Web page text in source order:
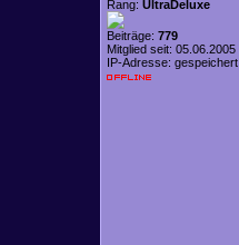
Rang: UltraDeluxe
Beiträge: 779
Mitglied seit: 05.06.2005
IP-Adresse: gespeichert